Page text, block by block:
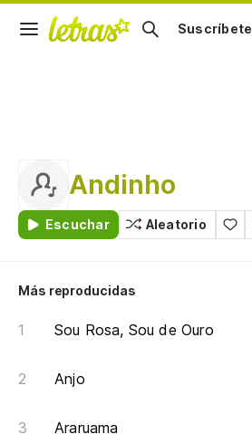
Suscríbete
Andinho
Escuchar Aleatorio
Más reproducidas
Sou Rosa, Sou de Ouro
Anjo
Araruama